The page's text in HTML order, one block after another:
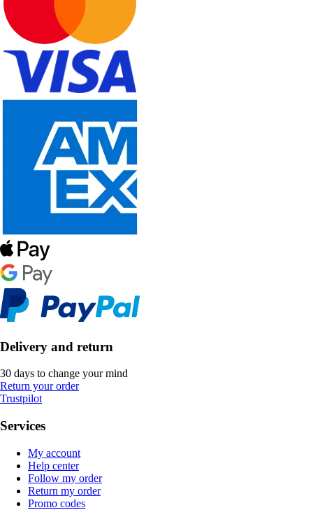
Delivery and return
30 days to change your mind
Return your order
Trustpilot
Services
My account
Help center
Follow my order
Return my order
Promo codes